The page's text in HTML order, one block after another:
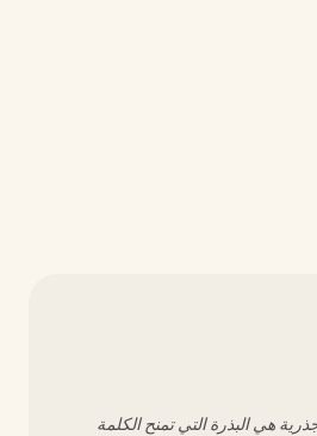
هي البذرة التي تمنح الكلمة